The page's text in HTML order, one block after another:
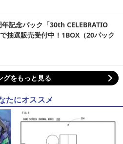
年記念パック「30th CELEBRATIO
抽選販売受付中！1BOX（20パック
グをもっと見る
たにオススメ